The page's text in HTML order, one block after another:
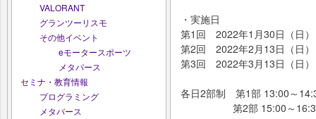
VALORANT
グランツーリスモ
その他イベント
eモータースポーツ
メタバース
セミナ・教育情報
プログラミング
メタバース
・実施日
第1回 2022年1月30日（日）
第2回 2022年2月13日（日）
第3回 2022年3月13日（日）
各日2部制 第1部 13:00～
第2部 15:00～